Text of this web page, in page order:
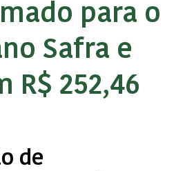
para o
Safra e
R$ 252,46
de